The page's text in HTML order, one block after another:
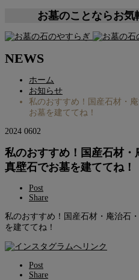
お墓のことならお
NEWS
ホーム
お知らせ
私のおすすめ！国産石材・
お墓を建ててね！
2024 0602
私のおすすめ！国産石材・
真壁石でお墓を建ててね！
Post
Share
私のおすすめ！国産石材・庵治石
を建ててね！
Post
Share